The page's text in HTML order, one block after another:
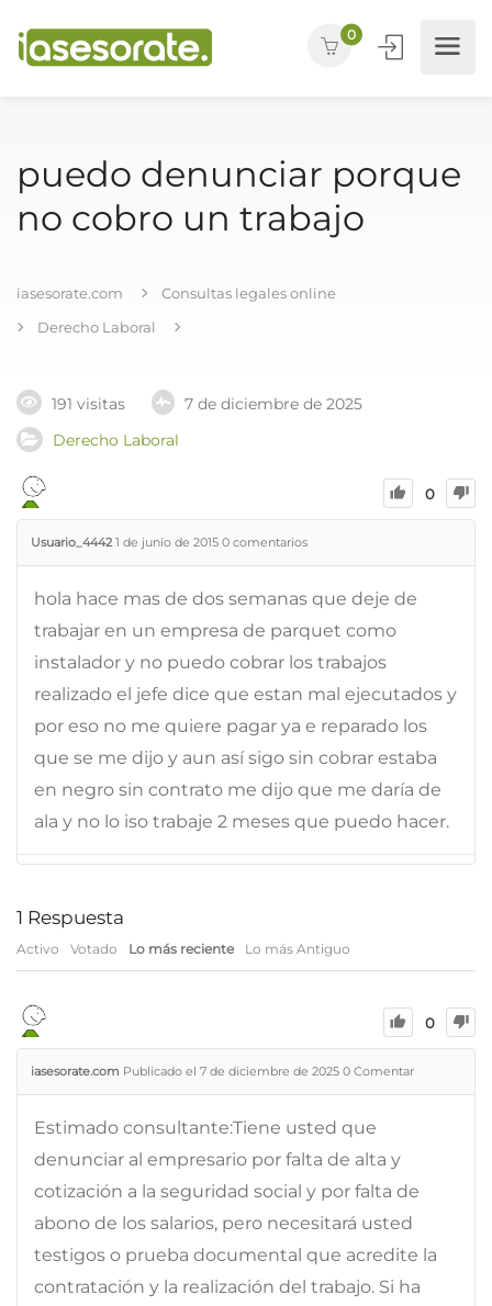
0
puedo denunciar porque
no cobro un trabajo
iasesorate.com
Consultas legales online
Derecho Laboral
191 visitas
7 de diciembre de 2025
Derecho Laboral
0
Usuario_4442 1 de junio de 2015 0 comentarios
hola hace mas de dos semanas que deje de
trabajar en un empresa de parquet como
instalador y no puedo cobrar los trabajos
realizado el jefe dice que estan mal ejecutados y
por eso no me quiere pagar ya e reparado los
que se me dijo y aun así sigo sin cobrar estaba
en negro sin contrato me dijo que me daría de
ala y no lo iso trabaje 2 meses que puedo hacer.
1 Respuesta
Activo Votado Lo más reciente Lo más Antiguo
0
iasesorate.com Publicado el 7 de diciembre de 2025 0 Comentar
Estimado consultante:Tiene usted que
denunciar al empresario por falta de alta y
cotización a la seguridad social y por falta de
abono de los salarios, pero necesitará usted
testigos o prueba documental que acredite la
contratación y la realización del trabajo. Si ha